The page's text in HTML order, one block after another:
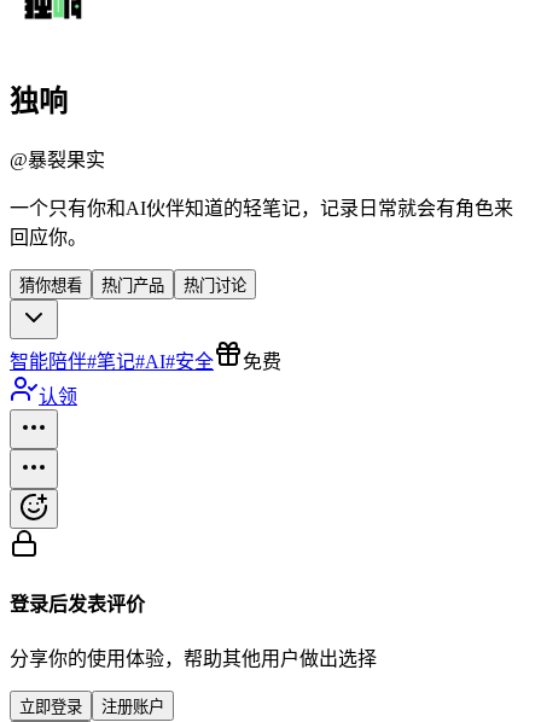
独响
@暴裂果实
一个只有你和AI伙伴知道的轻笔记，记录日常就会有角色来
回应你。
猜你想看 热门产品 热门讨论
智能陪伴#笔记#AI#安全
免费
认领
登录后发表评价
分享你的使用体验，帮助其他用户做出选择
立即登录 注册账户